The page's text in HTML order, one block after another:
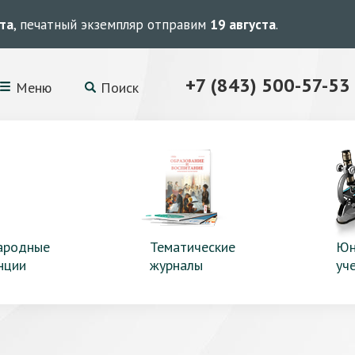
, печатный экземпляр отправим 19 августа.
Меню Поиск +7 (843) 500-57-53
Тематические
журналы